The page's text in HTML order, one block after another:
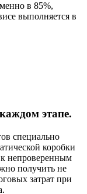
в 85%,
выполняется в
этапе.
специально
коробки
непроверенным
получить не
затрат при